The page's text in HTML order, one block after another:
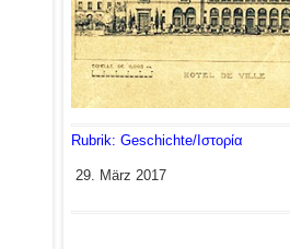
Rubrik: Geschichte/Ιστορία
29. März 2017